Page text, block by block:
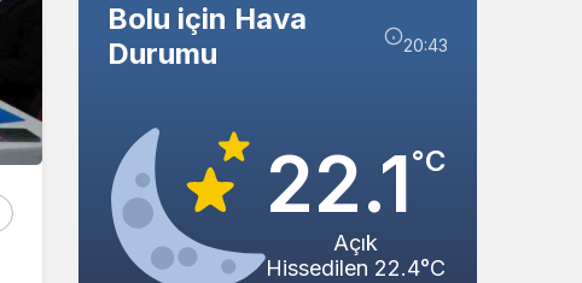
Bolu için Hava
Durumu
20:43
22.1°C
Açık
Hissedilen 22.4°C